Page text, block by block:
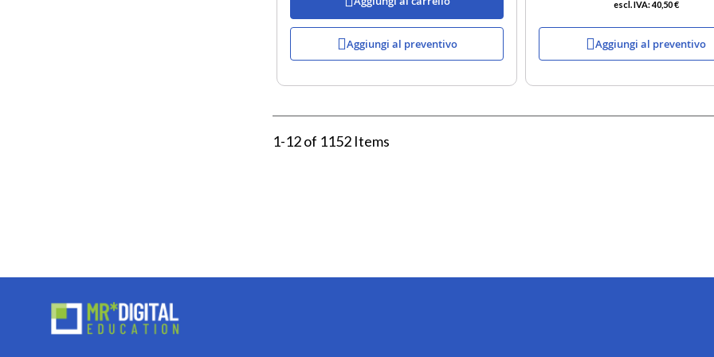
Aggiungi al preventivo
40,50 €
Aggiungi al preventivo
1-12of 1152Items